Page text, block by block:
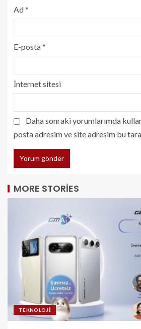
Ad*
E-posta*
İnternet sitesi
Daha sonraki yorumlarımda
posta adresim ve site adresim bu
MORE STORIES
TEKNOLOJI